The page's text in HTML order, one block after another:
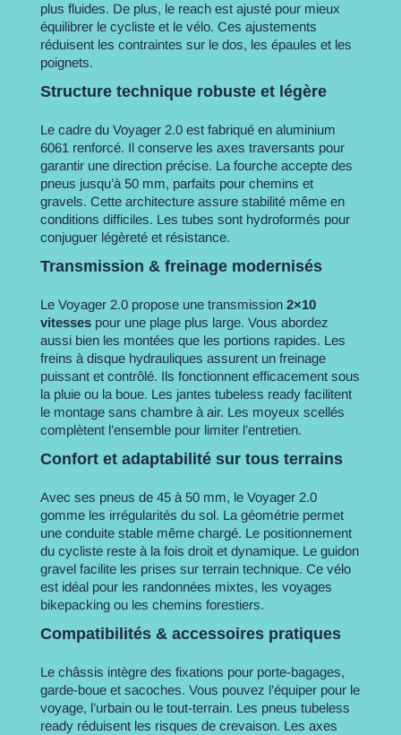
plus fluides. De plus, le reach est ajusté pour mieux
équilibrer le cycliste et le vélo. Ces ajustements
réduisent les contraintes sur le dos, les épaules et les
poignets.
Structure technique robuste et légère
Le cadre du Voyager 2.0 est fabriqué en aluminium
6061 renforcé. Il conserve les axes traversants pour
garantir une direction précise. La fourche accepte des
pneus jusqu’à 50 mm, parfaits pour chemins et
gravels. Cette architecture assure stabilité même en
conditions difficiles. Les tubes sont hydroformés pour
conjuguer légèreté et résistance.
Transmission & freinage modernisés
Le Voyager 2.0 propose une transmission 2×10
vitessespour une plage plus large. Vous abordez
aussi bien les montées que les portions rapides. Les
freins à disque hydrauliques assurent un freinage
puissant et contrôlé. Ils fonctionnent efficacement sous
la pluie ou la boue. Les jantes tubeless ready facilitent
le montage sans chambre à air. Les moyeux scellés
complètent l’ensemble pour limiter l’entretien.
Confort et adaptabilité sur tous terrains
Avec ses pneus de 45 à 50 mm, le Voyager 2.0
gomme les irrégularités du sol. La géométrie permet
une conduite stable même chargé. Le positionnement
du cycliste reste à la fois droit et dynamique. Le guidon
gravel facilite les prises sur terrain technique. Ce vélo
est idéal pour les randonnées mixtes, les voyages
bikepacking ou les chemins forestiers.
Compatibilités & accessoires pratiques
Le châssis intègre des fixations pour porte-bagages,
garde-boue et sacoches. Vous pouvez l’équiper pour le
voyage, l’urbain ou le tout-terrain. Les pneus tubeless
ready réduisent les risques de crevaison. Les axes